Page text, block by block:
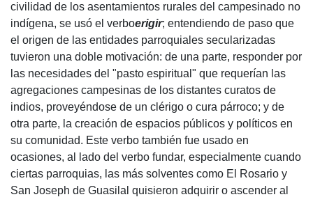
civilidad de los asentamientos rurales del campesinado no
indígena, se usó el verboerigir; entendiendo de paso que
el origen de las entidades parroquiales secularizadas
tuvieron una doble motivación: de una parte, responder por
las necesidades del "pasto espiritual" que requerían las
agregaciones campesinas de los distantes curatos de
indios, proveyéndose de un clérigo o cura párroco; y de
otra parte, la creación de espacios públicos y políticos en
su comunidad. Este verbo también fue usado en
ocasiones, al lado del verbo fundar, especialmente cuando
ciertas parroquias, las más solventes como El Rosario y
San Joseph de Guasilal quisieron adquirir o ascender al